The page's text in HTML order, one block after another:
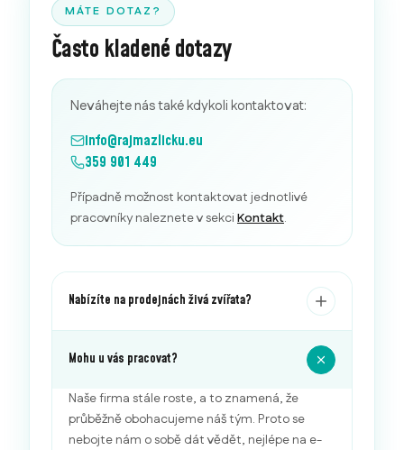
MÁTE DOTAZ?
Často kladené dotazy
Neváhejte nás také kdykoli kontaktovat:
info@rajmazlicku.eu
359 901 449
Případně možnost kontaktovat jednotlivé
pracovníky naleznete v sekci Kontakt.
Nabízíte na prodejnách živá zvířata?
Mohu u vás pracovat?
Naše firma stále roste, a to znamená, že
průběžně obohacujeme náš tým. Proto se
nebojte nám o sobě dát vědět, nejlépe na e-